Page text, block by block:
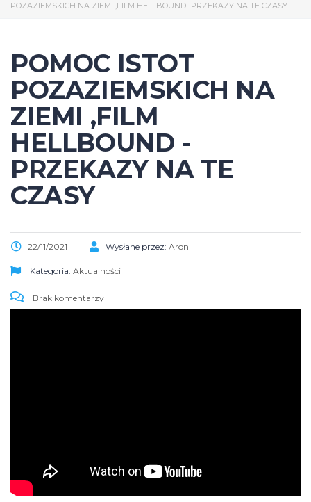
POZAZIEMSKICH NA ZIEMI ,FILM HELLBOUND -PRZEKAZY NA TE CZASY
POMOC ISTOT
POZAZIEMSKICH NA
ZIEMI ,FILM
HELLBOUND -
PRZEKAZY NA TE
CZASY
22/11/2021 Wysłane przez: Aron
Kategoria: Aktualności
Brak komentarzy